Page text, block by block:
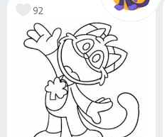
92